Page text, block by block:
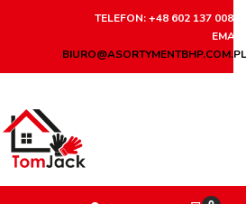
TELEFON: +48 602 137 008
EMAIL:
BIURO@ASORTYMENTBHP.COM.PL